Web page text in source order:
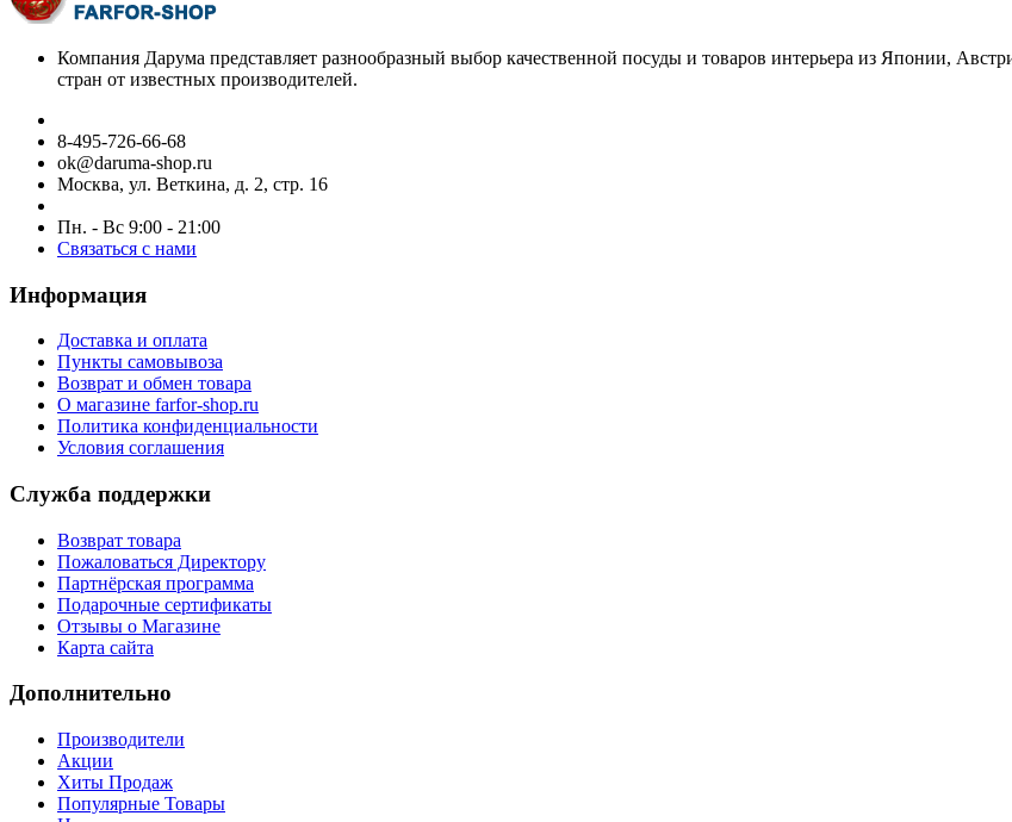
Компания Дарума представляет разнообразный выбор качественной посуды и товаров интерьера из Японии,
стран от известных производителей.
8-495-726-66-68
ok@daruma-shop.ru
Москва, ул. Веткина, д. 2, стр. 16
Пн. - Вс 9:00 - 21:00
Связаться с нами
Информация
Доставка и оплата
Пункты самовывоза
Возврат и обмен товара
О магазине farfor-shop.ru
Политика конфиденциальности
Условия соглашения
Служба поддержки
Возврат товара
Пожаловаться Директору
Партнёрская программа
Подарочные сертификаты
Отзывы о Магазине
Карта сайта
Дополнительно
Производители
Акции
Хиты Продаж
Популярные Товары